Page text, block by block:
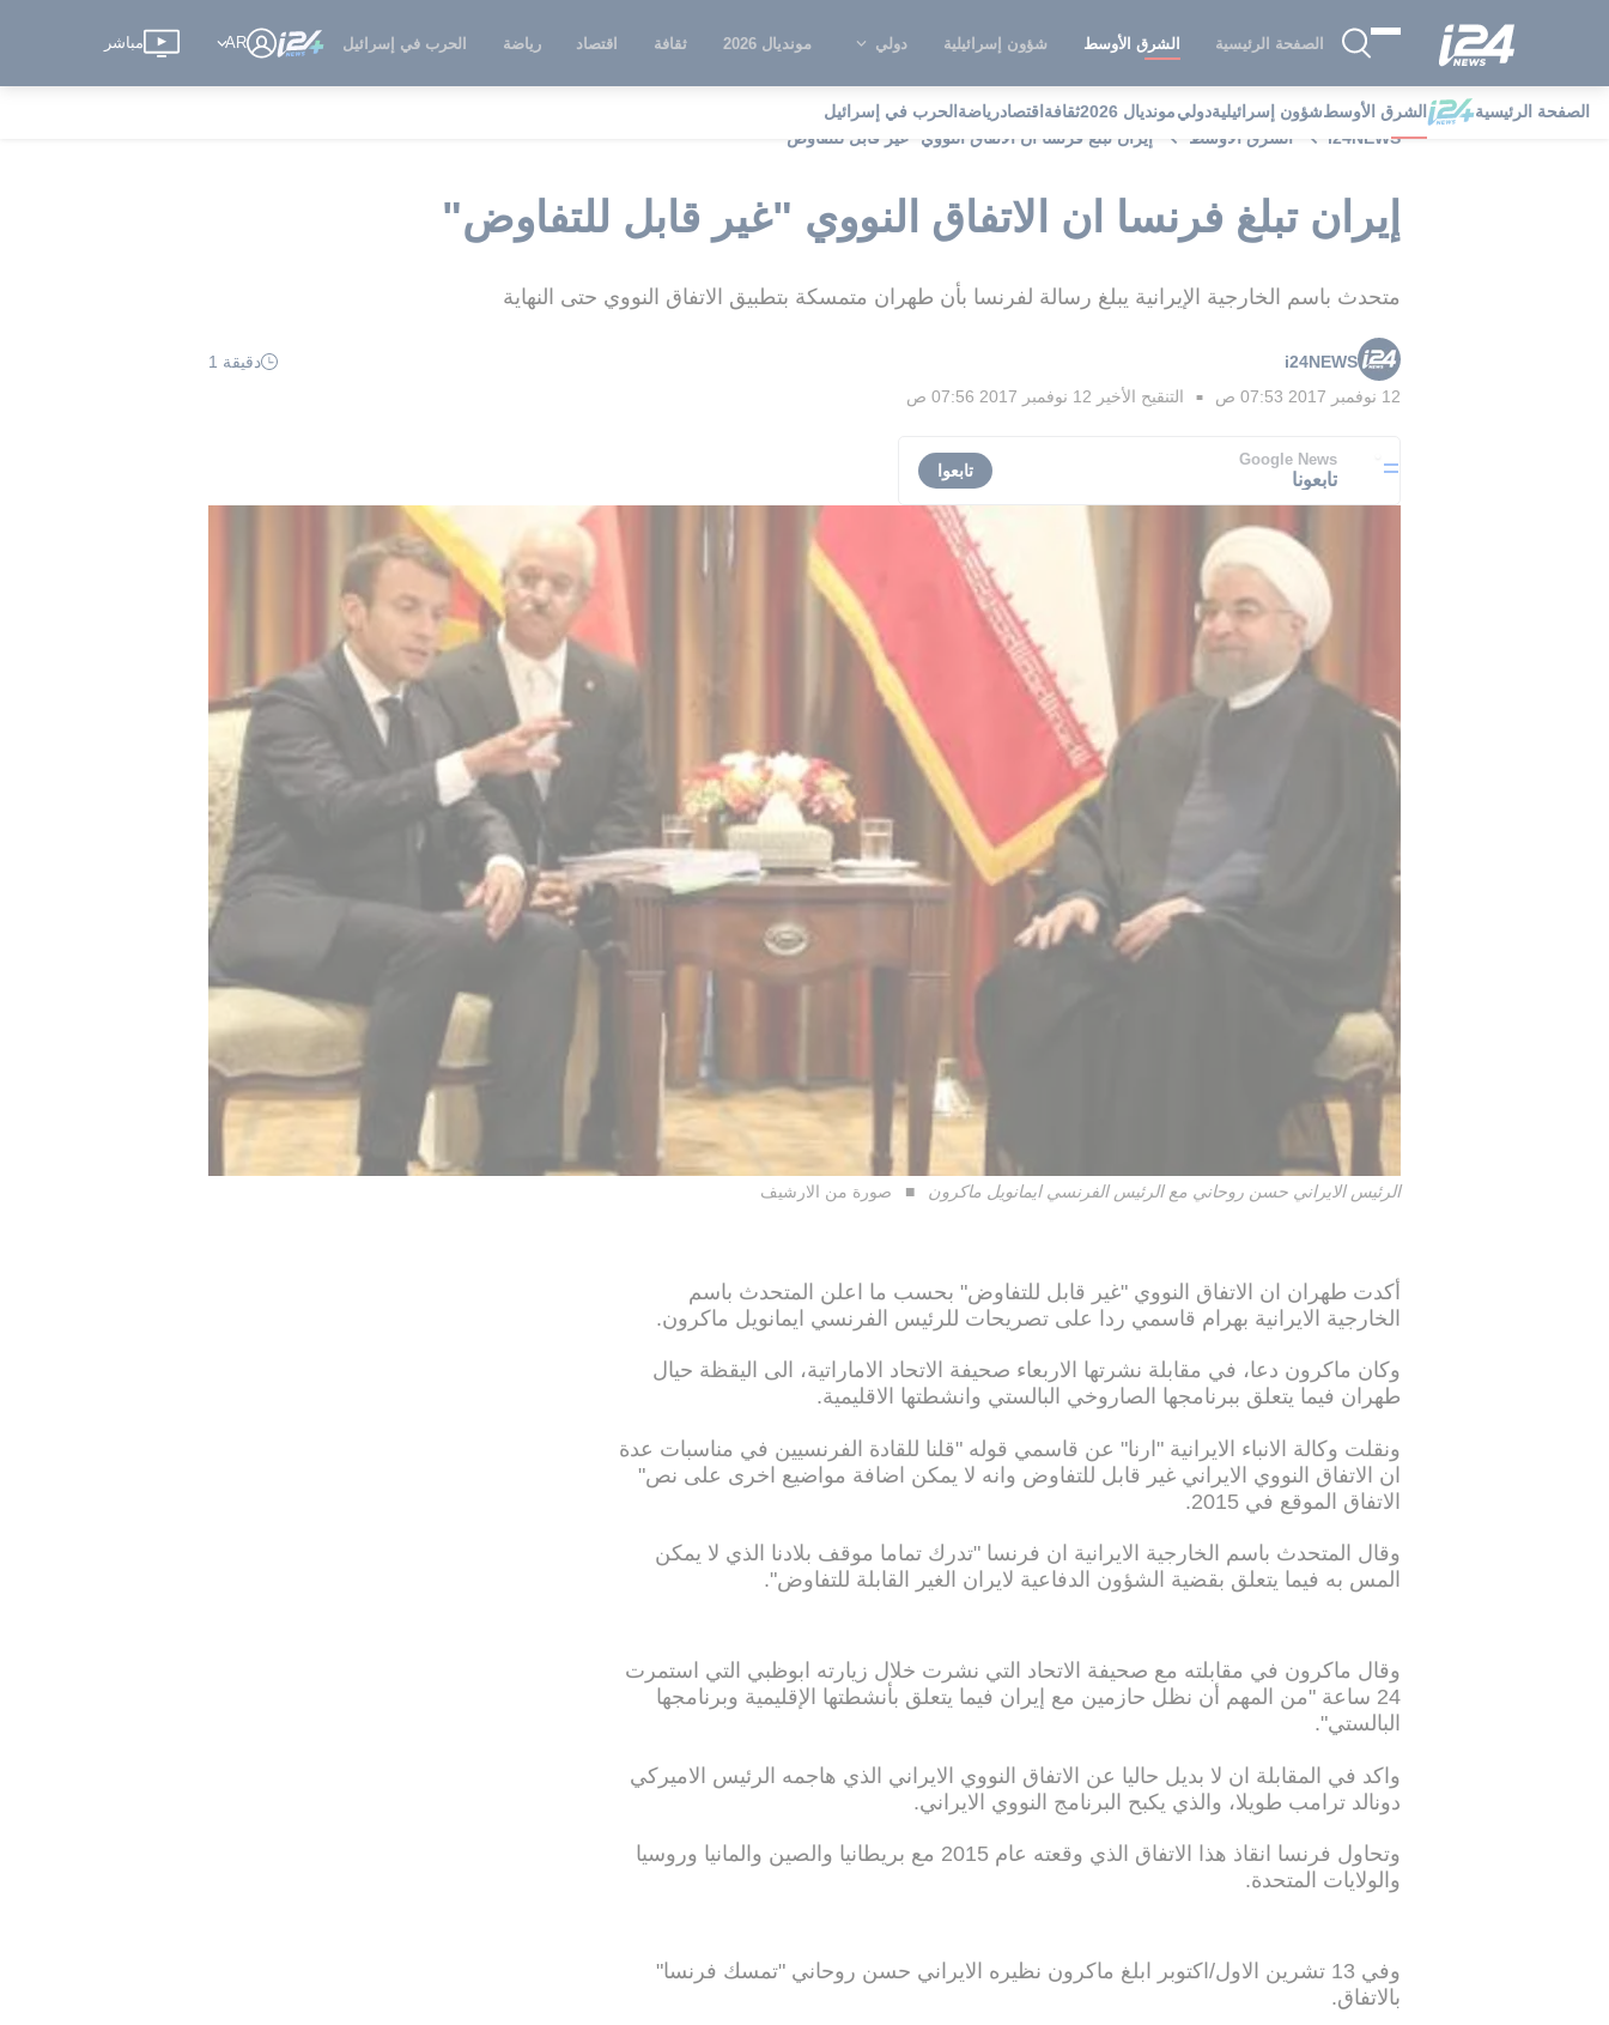
الصفحة الرئيسية الشرق الأوسط شؤون إسرائيلية دولي مونديال 2026 ثقافة اقتصاد رياضة الحرب في إسرائيل AR مباشر
الصفحة الرئيسية الشرق الأوسطشؤون إسرائيليةدوليمونديال 2026 ثقافة اقتصادرياضة الحرب في إسرائيل
i24NEWS
الشرق الأوسط إيران تبلغ فرنسا ان الاتفاق النووي "غير قابل للتفاوض"
إيران تبلغ فرنسا ان الاتفاق النووي "غير قابل للتفاوض"
متحدث باسم الخارجية الإيرانية يبلغ رسالة لفرنسا بأن طهران متمسكة بتطبيق الاتفاق النووي حتى النهاية
i24NEWS
دقيقة 1
12 نوفمبر 2017 07:53 ص
■ التنقيح الأخير 12 نوفمبر 2017 07:56 ص
Google News
تابعونا تابعوا
الرئيس الايراني حسن روحاني مع الرئيس الفرنسي ايمانويل ماكرون صورة من الارشيف
أكدت طهران ان الاتفاق النووي "غير قابل للتفاوض" بحسب ما اعلن المتحدث باسم
الخارجية الايرانية بهرام قاسمي ردا على تصريحات للرئيس الفرنسي ايمانويل ماكرون.
وكان ماكرون دعا، في مقابلة نشرتها الاربعاء صحيفة الاتحاد الاماراتية، الى اليقظة حيال
طهران فيما يتعلق ببرنامجها الصاروخي البالستي وانشطتها الاقليمية.
ونقلت وكالة الانباء الايرانية "ارنا" عن قاسمي قوله "قلنا للقادة الفرنسيين في مناسبات عدة
ان الاتفاق النووي الايراني غير قابل للتفاوض وانه لا يمكن اضافة مواضيع اخرى على نص"
الاتفاق الموقع في 2015.
وقال المتحدث باسم الخارجية الايرانية ان فرنسا "تدرك تماما موقف بلادنا الذي لا يمكن
المس به فيما يتعلق بقضية الشؤون الدفاعية لايران الغير القابلة للتفاوض".
وقال ماكرون في مقابلته مع صحيفة الاتحاد التي نشرت خلال زيارته ابوظبي التي استمرت
24 ساعة "من المهم أن نظل حازمين مع إيران فيما يتعلق بأنشطتها الإقليمية وبرنامجها
البالستي".
واكد في المقابلة ان لا بديل حاليا عن الاتفاق النووي الايراني الذي هاجمه الرئيس الاميركي
دونالد ترامب طويلا، والذي يكبح البرنامج النووي الايراني.
وتحاول فرنسا انقاذ هذا الاتفاق الذي وقعته عام 2015 مع بريطانيا والصين والمانيا وروسيا
والولايات المتحدة.
وفي 13 تشرين الاول/اكتوبر ابلغ ماكرون نظيره الايراني حسن روحاني "تمسك فرنسا"
بالاتفاق.